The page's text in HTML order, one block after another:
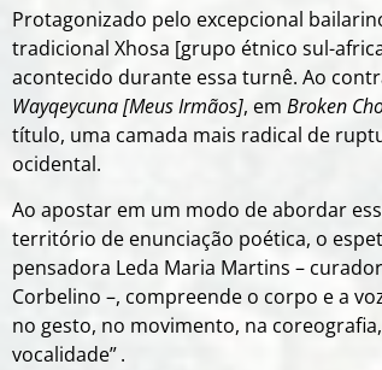
Protagonizado pelo excepcional
tradicional Xhosa [grupo étnico sul-
acontecido durante essa turnê. Ao
Wayqeycuna [Meus Irmãos], em Broken
título, uma camada mais radical de
ocidental.
Ao apostar em um modo de abordar
território de enunciação poética, o
pensadora Leda Maria Martins –
Corbelino –, compreende o corpo e a
no gesto, no movimento, na
vocalidade”.